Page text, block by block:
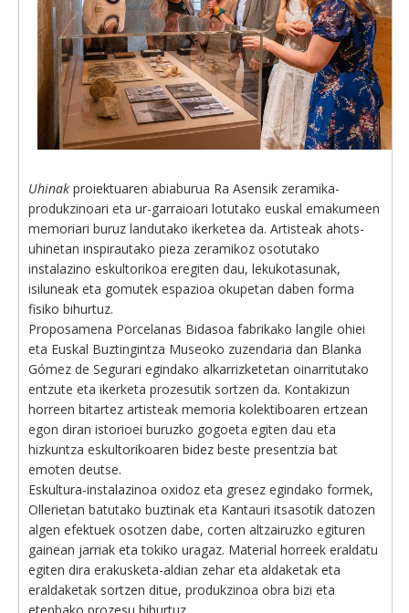
Uhinak proiektuaren abiaburua Ra Asensik zeramika-
produkzinoari eta ur-garraioari lotutako euskal emakumeen
memoriari buruz landutako ikerketea da. Artisteak ahots-
uhinetan inspirautako pieza zeramikoz osotutako
instalazino eskultorikoa eregiten dau, lekukotasunak,
isiluneak eta gomutek espazioa okupetan daben forma
fisiko bihurtuz.
Proposamena Porcelanas Bidasoa fabrikako langile ohiei
eta Euskal Buztingintza Museoko zuzendaria dan Blanka
Gómez de Segurari egindako alkarrizketetan oinarritutako
entzute eta ikerketa prozesutik sortzen da. Kontakizun
horreen bitartez artisteak memoria kolektiboaren ertzean
egon diran istorioei buruzko gogoeta egiten dau eta
hizkuntza eskultorikoaren bidez beste presentzia bat
emoten deutse.
Eskultura-instalazinoa oxidoz eta gresez egindako formek,
Ollerietan batutako buztinak eta Kantauri itsasotik datozen
algen efektuek osotzen dabe, corten altzairuzko egituren
gainean jarriak eta tokiko uragaz. Material horreek eraldatu
egiten dira erakusketa-aldian zehar eta aldaketak eta
eraldaketak sortzen ditue, produkzinoa obra bizi eta